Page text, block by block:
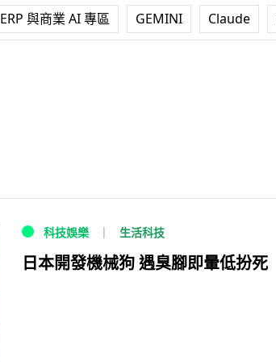
ERP 與商業 AI 專區 GEMINI Claude
科技娛樂 生活科技
日本開發機械狗 遇臭腳即暈低扮死